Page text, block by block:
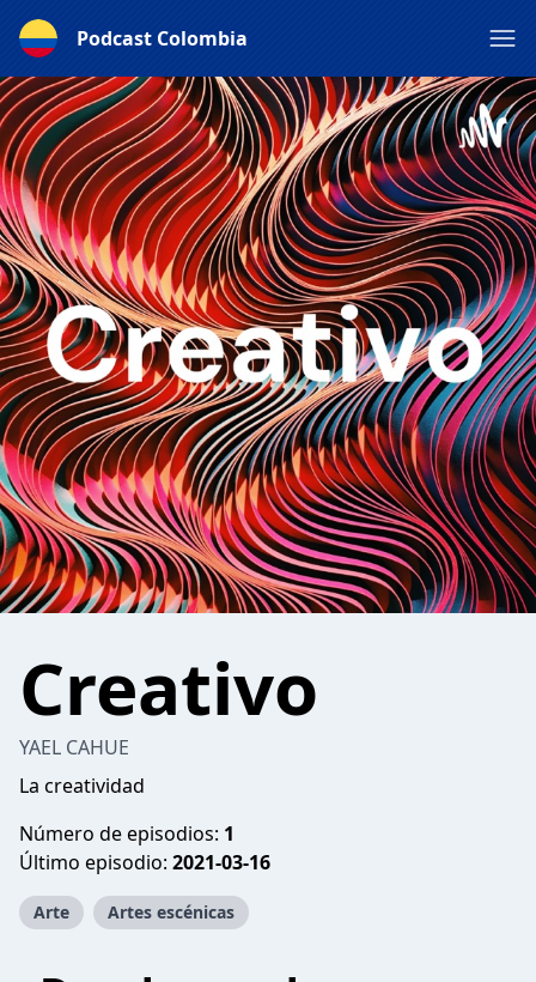
Podcast Colombia
Creativo
YAEL CAHUE
La creatividad
Número de episodios: 1
Último episodio: 2021-03-16
Arte Artes escénicas